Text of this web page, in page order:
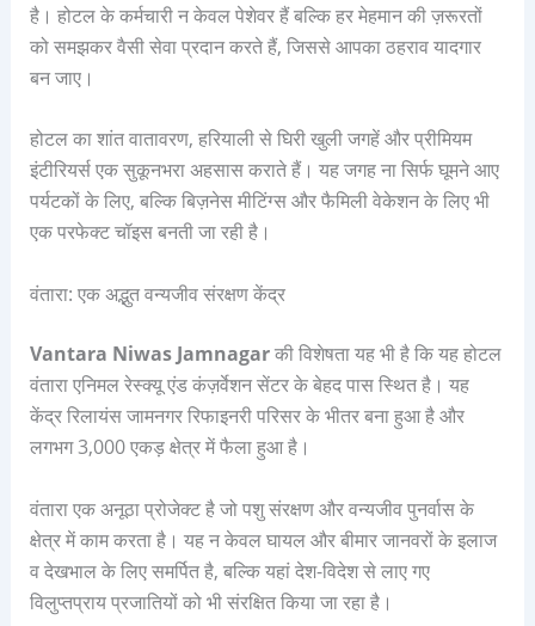
है। होटल के कर्मचारी न केवल पेशेवर हैं बल्कि हर मेहमान की ज़रूरतों
को समझकर वैसी सेवा प्रदान करते हैं, जिससे आपका ठहराव यादगार
बन जाए।
होटल का शांत वातावरण, हरियाली से घिरी खुली जगहें और प्रीमियम
इंटीरियर्स एक सुकूनभरा अहसास कराते हैं। यह जगह ना सिर्फ घूमने आए
पर्यटकों के लिए, बल्कि बिज़नेस मीटिंग्स और फैमिली वेकेशन के लिए भी
एक परफेक्ट चॉइस बनती जा रही है।
वंतारा: एक अद्भुत वन्यजीव संरक्षण केंद्र
Vantara Niwas Jamnagarकी विशेषता यह भी है कि यह होटल
वंतारा एनिमल रेस्क्यू एंड कंज़र्वेशन सेंटर के बेहद पास स्थित है। यह
केंद्र रिलायंस जामनगर रिफाइनरी परिसर के भीतर बना हुआ है और
लगभग 3,000 एकड़ क्षेत्र में फैला हुआ है।
वंतारा एक अनूठा प्रोजेक्ट है जो पशु संरक्षण और वन्यजीव पुनर्वास के
क्षेत्र में काम करता है। यह न केवल घायल और बीमार जानवरों के इलाज
व देखभाल के लिए समर्पित है, बल्कि यहां देश-विदेश से लाए गए
विलुप्तप्राय प्रजातियों को भी संरक्षित किया जा रहा है।